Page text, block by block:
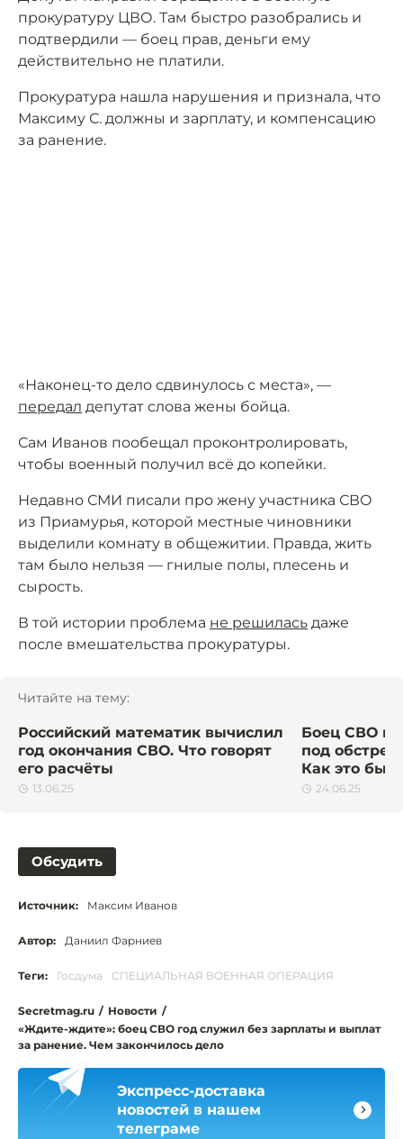
прокуратуру ЦВО. Там быстро разобрались и
подтвердили — боец прав, деньги ему
действительно не платили.
Прокуратура нашла нарушения и признала, что
Максиму С. должны и зарплату, и компенсацию
за ранение.
«Наконец-то дело сдвинулось с места», —
передал депутат слова жены бойца.
Сам Иванов пообещал проконтролировать,
чтобы военный получил всё до копейки.
Недавно СМИ писали про жену участника СВО
из Приамурья, которой местные чиновники
выделили комнату в общежитии. Правда, жить
там было нельзя — гнилые полы, плесень и
сырость.
В той истории проблема не решилась даже
после вмешательства прокуратуры.
Читайте на тему:
Российский математик вычислил
год окончания СВО. Что говорят
его расчёты
13.06.25
Боец СВО
под
Как это
24.06.25
Обсудить
Источник: Максим Иванов
Автор: Даниил Фарниев
Теги: Госдума СПЕЦИАЛЬНАЯ ВОЕННАЯ ОПЕРАЦИЯ
Secretmag.ru / Новости /
«Ждите-ждите»: боец СВО год служил без зарплаты и выплат
за ранение. Чем закончилось дело
Экспресс-доставка
новостей в нашем
телеграме